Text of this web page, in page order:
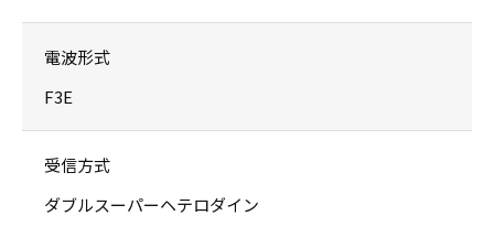
電波形式
F3E
受信方式
ダブルスーパーヘテロダイン